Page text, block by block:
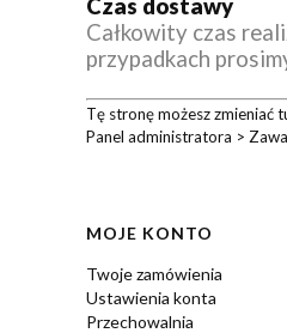
Czas dostawy
Całkowity czas
przypadkach
Tę stronę możesz zmieniać
Panel administratora >
Linki w stopce
MOJE KONTO
Twoje zamówienia
Ustawienia konta
Przechowalnia